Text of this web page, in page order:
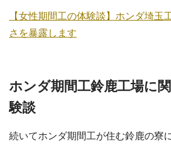
【女性期間工の体験談】ホンダ埼玉
さを暴露します
ホンダ期間工鈴鹿工場に
験談
続いてホンダ期間工が住む鈴鹿の寮